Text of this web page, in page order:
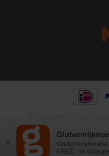
×
Glutenvrijemarkt
FREE - In